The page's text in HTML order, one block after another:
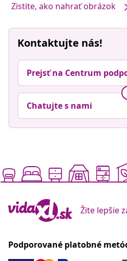
Zistite, ako nahrať obrázok
Kontaktujte nás!
Prejsť na Centrum
Chatujte s nami
Žite lepšie
Podporované platobné